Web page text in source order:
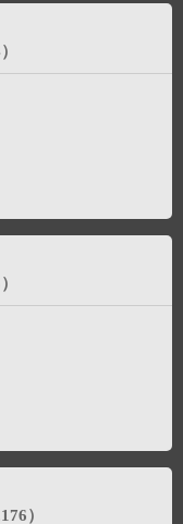
）
）
）